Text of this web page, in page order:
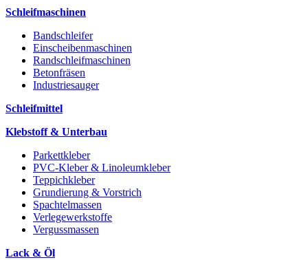
Schleifmaschinen
Bandschleifer
Einscheibenmaschinen
Randschleifmaschinen
Betonfräsen
Industriesauger
Schleifmittel
Klebstoff & Unterbau
Parkettkleber
PVC-Kleber & Linoleumkleber
Teppichkleber
Grundierung & Vorstrich
Spachtelmassen
Verlegewerkstoffe
Vergussmassen
Lack & Öl